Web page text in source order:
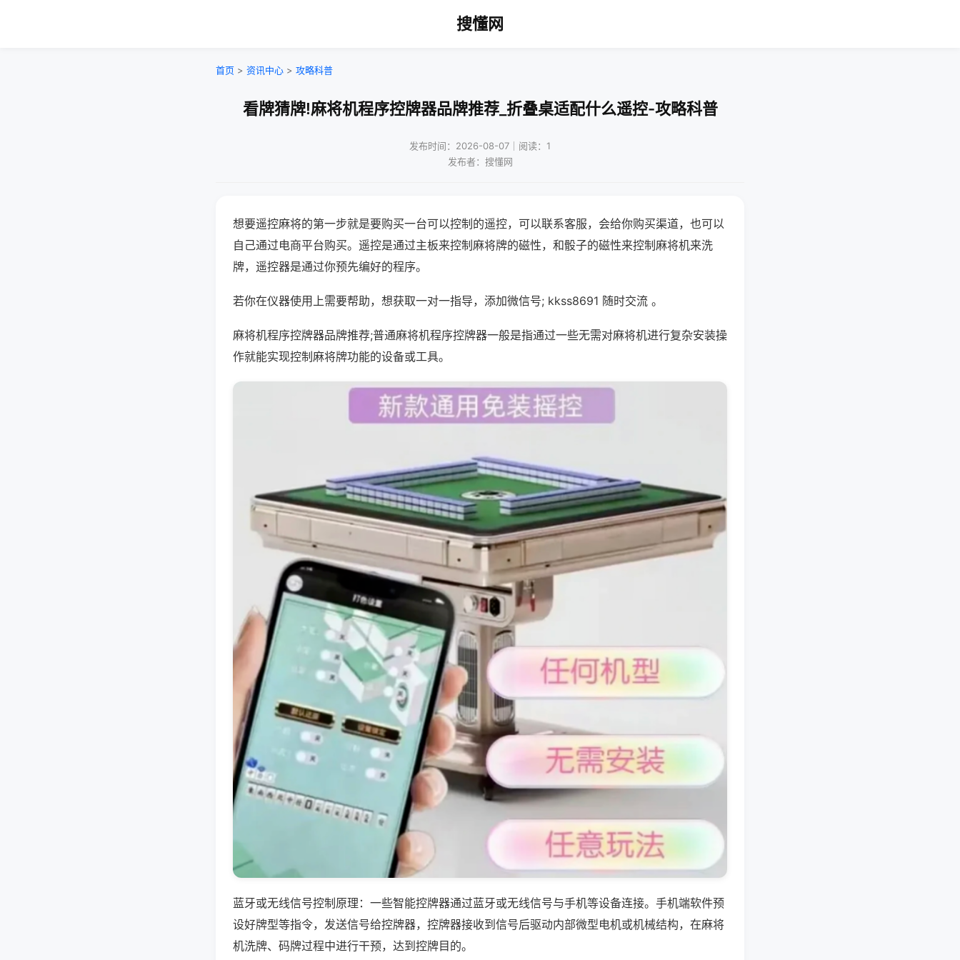
搜懂网
首页 > 资讯中心 > 攻略科普
看牌猜牌!麻将机程序控牌器品牌推荐_折叠桌适配什么遥控-攻略科普
发布时间：2026-08-07｜阅读：1
发布者：搜懂网
想要遥控麻将的第一步就是要购买一台可以控制的遥控，可以联系客服，会给你购买渠道，也可以
自己通过电商平台购买。遥控是通过主板来控制麻将牌的磁性，和骰子的磁性来控制麻将机来洗
牌，遥控器是通过你预先编好的程序。
若你在仪器使用上需要帮助，想获取一对一指导，添加微信号; kkss8691 随时交流 。
麻将机程序控牌器品牌推荐;普通麻将机程序控牌器一般是指通过一些无需对麻将机进行复杂安装操
作就能实现控制麻将牌功能的设备或工具。
蓝牙或无线信号控制原理：一些智能控牌器通过蓝牙或无线信号与手机等设备连接。手机端软件预
设好牌型等指令，发送信号给控牌器，控牌器接收到信号后驱动内部微型电机或机械结构，在麻将
机洗牌、码牌过程中进行干预，达到控牌目的。